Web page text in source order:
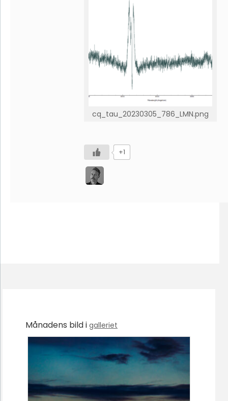
cq_tau_20230305_786_LMN.png
+1
Månadens bild i galleriet